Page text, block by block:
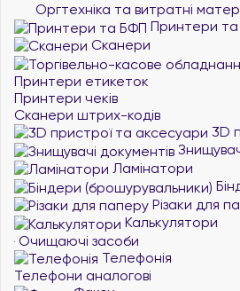
Оргтехніка та витратні
Принтери
Сканери
Принтери етикеток
Принтери чеків
Сканери штрих-кодів
3D
Ламінатори
Різаки для
Калькулятори
Очищаючі засоби
Телефонія
Телефони аналогові